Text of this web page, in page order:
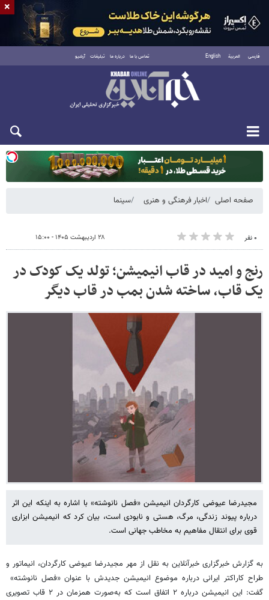
فارسی العربية English تماس با ما درباره ما تبلیغات آرشیو
یکشنبه ۱۸ مرداد ۱۴۰۵
صفحه اصلی اخبار فرهنگی و هنری سینما
۰ نفر ۲۸ اردیبهشت ۱۴۰۵ - ۱۵:۰۰
رنج و امید در قاب انیمیشن؛ تولد یک کودک در
یک قاب، ساخته شدن بمب در قاب دیگر
مجیدرضا عیوضی کارگردان انیمیشن «فصل نانوشته» با اشاره به اینکه این اثر
درباره پیوند زندگی، مرگ، هستی و نابودی است، بیان کرد که انیمیشن ابزاری
قوی برای انتقال مفاهیم به مخاطب جهانی است.
به گزارش خبرگزاری خبرآنلاین به نقل از مهر مجیدرضا عیوضی کارگردان، انیماتور و
طراح کاراکتر ایرانی درباره موضوع انیمیشن جدیدش با عنوان «فصل نانوشته»
گفت: این انیمیشن درباره ۲ اتفاق است که به‌صورت همزمان در ۲ قاب تصویری
×